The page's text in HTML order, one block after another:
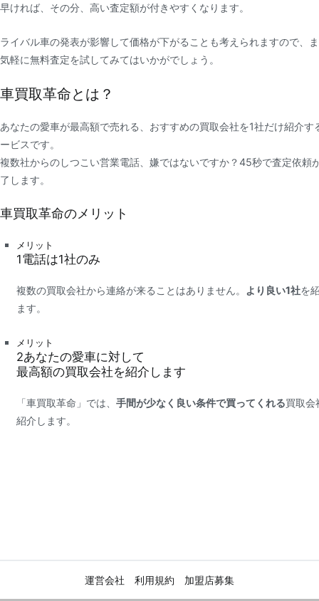
早ければ、その分、高い査定額が付きやすくなります。
ライバル車の発表が影響して価格が下がることも考えられますので、
気軽に無料査定を試してみてはいかがでしょう。
車買取革命とは？
あなたの愛車が最高額で売れる、おすすめの買取会社を1社だけ紹介す
ービスです。
複数社からのしつこい営業電話、嫌ではないですか？45秒で査定依頼
了します。
車買取革命のメリット
メリット
1電話は1社のみ
複数の買取会社から連絡が来ることはありません。 より良い1社を
ます。
メリット
2あなたの愛車に対して
最高額の買取会社を紹介します
「車買取革命」では、手間が少なく良い条件で買ってくれる買取会
紹介します。
運営会社 利用規約 加盟店募集